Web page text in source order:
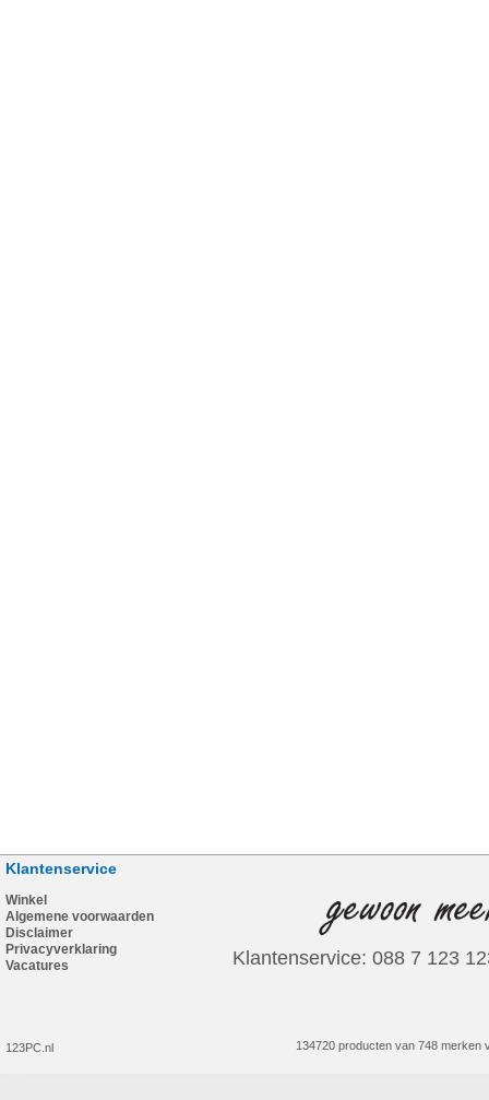
Klantenservice
Winkel
Algemene voorwaarden
Disclaimer
Privacyverklaring
Vacatures
123PC.nl
Klantenservice: 088 7 123
134720 producten van 748 merken